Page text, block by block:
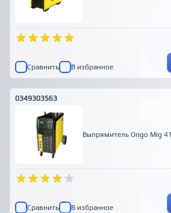
Сравнить В избранное
0349303563
Выпрямитель Origo Mig
Сравнить В избранное